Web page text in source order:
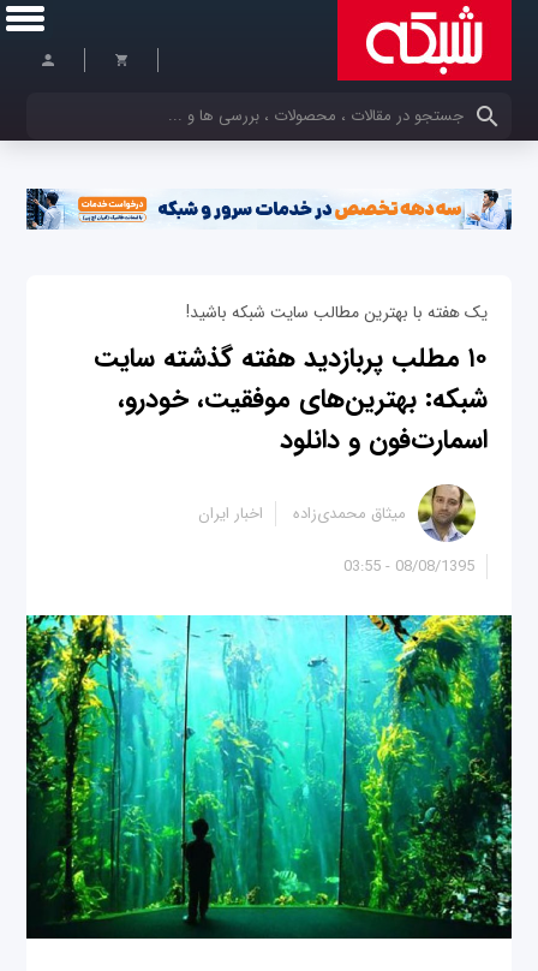
کلمات کلیدی خود را وارد کنید
یک هفته با بهترین مطالب سایت شبکه باشید!
۱۰ مطلب پربازدید هفته گذشته سایت
شبکه: بهترین‌های موفقیت، خودرو،
اسمارت‌فون و دانلود
08/08/1395 - 03:55
میثاق محمدی‌زاده اخبار ایران